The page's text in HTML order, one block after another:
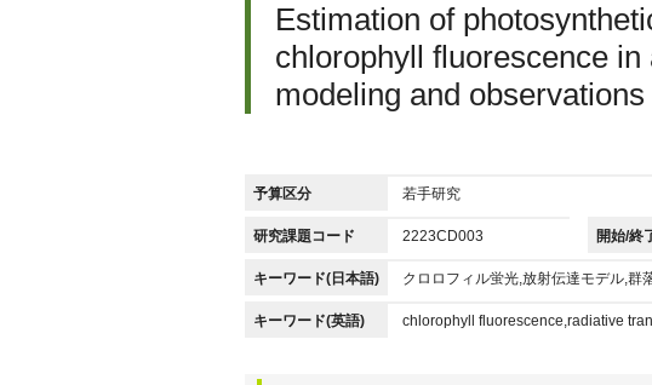
Estimation of
chlorophyll fluorescence
modeling and observations
予算区分 若手研究
研究課題コード 2223CD003 開始/終
キーワード(日本語) クロロフィル蛍光,放射伝達モデル,群
キーワード(英語) chlorophyll fluorescence,radiative